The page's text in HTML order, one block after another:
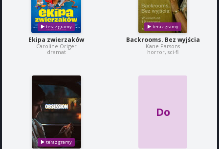
Ekipa zwierzaków
Caroline Origer
dramat
Backrooms. Bez wyjścia
Kane Parsons
horror, sci-fi
Do